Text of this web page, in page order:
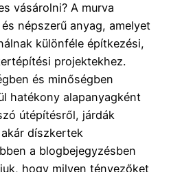
vásárolni? A murva
népszerű anyag, amelyet
különféle építkezési,
projektekhez.
és minőségben
hatékony alapanyagként
útépítésről, járdák
díszkertek
a blogbejegyzésben
hogy milyen tényezőket